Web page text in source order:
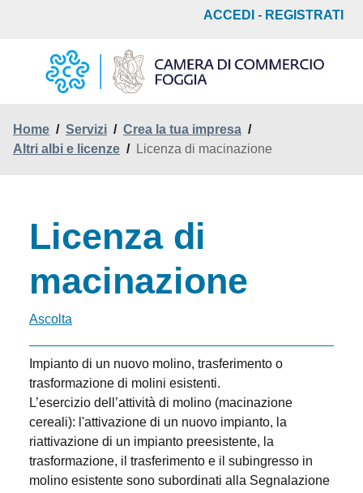
principale
ACCEDI - REGISTRATI
Home / Servizi / Crea la tua impresa /
Altri albi e licenze / Licenza di macinazione
Licenza di
macinazione
Ascolta
Impianto di un nuovo molino, trasferimento o
trasformazione di molini esistenti.
L’esercizio dell’attività di molino (macinazione
cereali): l'attivazione di un nuovo impianto, la
riattivazione di un impianto preesistente, la
trasformazione, il trasferimento e il subingresso in
molino esistente sono subordinati alla Segnalazione